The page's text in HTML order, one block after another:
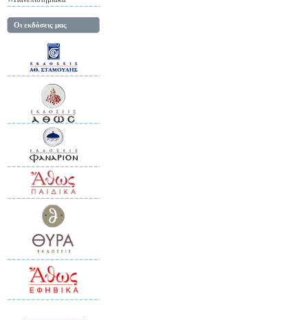
Οι εκδόσεις μας